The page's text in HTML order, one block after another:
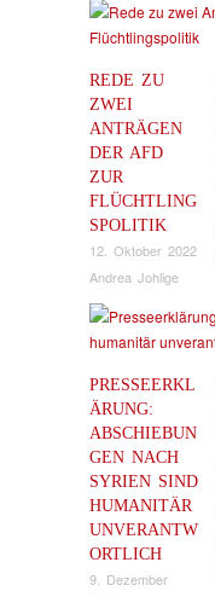
REDE ZU
ZWEI
ANTRÄGEN
DER AFD
ZUR
FLÜCHTLING
SPOLITIK
12. Oktober 2022
Andrea Johlige
PRESSEERKL
ÄRUNG:
ABSCHIEBUN
GEN NACH
SYRIEN SIND
HUMANITÄR
UNVERANTW
ORTLICH
9. Dezember